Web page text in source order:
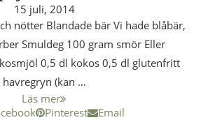
15 juli, 2014
nötter Blandade bär Vi hade blåbär,
Smuldeg 100 gram smör Eller
0,5 dl kokos 0,5 dl glutenfritt
havregryn (kan …
Läs mer
Pinterest Email